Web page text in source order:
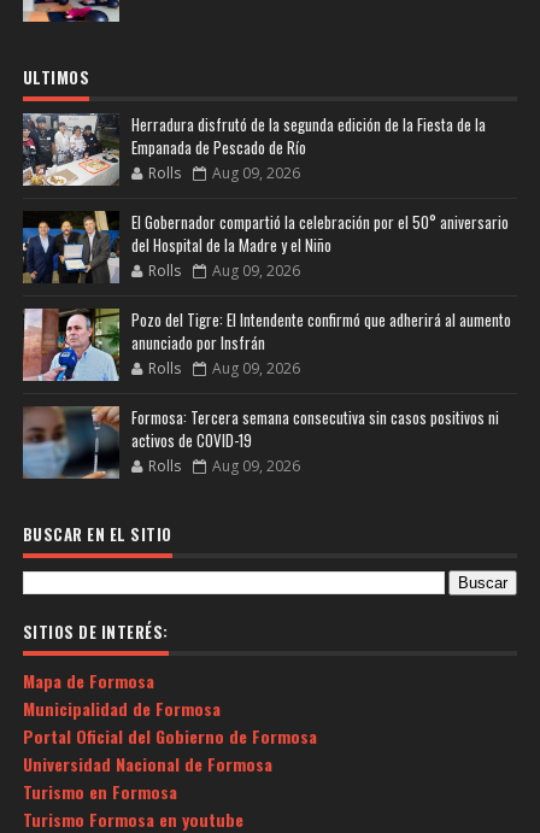
ULTIMOS
Herradura disfrutó de la segunda edición de la Fiesta de la
Empanada de Pescado de Río
Rolls Aug 09, 2026
El Gobernador compartió la celebración por el 50° aniversario
del Hospital de la Madre y el Niño
Rolls Aug 09, 2026
Pozo del Tigre: El Intendente confirmó que adherirá al aumento
anunciado por Insfrán
Rolls Aug 09, 2026
Formosa: Tercera semana consecutiva sin casos positivos ni
activos de COVID-19
Rolls Aug 09, 2026
BUSCAR EN EL SITIO
SITIOS DE INTERÉS:
Mapa de Formosa
Municipalidad de Formosa
Portal Oficial del Gobierno de Formosa
Universidad Nacional de Formosa
Turismo en Formosa
Turismo Formosa en youtube